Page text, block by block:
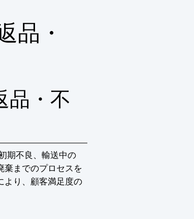
せ下さい。
品・
品・不
期不良、輸送中の
棄までのプロセスを
より、顧客満足度の